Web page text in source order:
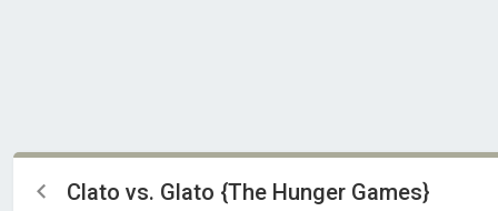
Clato vs. Glato {The Hunger Games}